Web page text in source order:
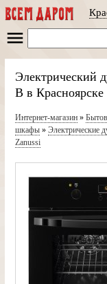
Электрический
B в Красноярске
Интернет-магазин»
шкафы» Электрические
Zanussi